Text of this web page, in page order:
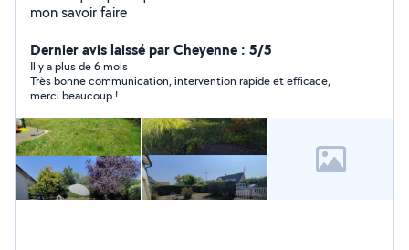
mon savoir faire
Dernier avis laissé par Cheyenne : 5/5
Il y a plus de 6 mois
Très bonne communication, intervention rapide et efficace,
merci beaucoup !